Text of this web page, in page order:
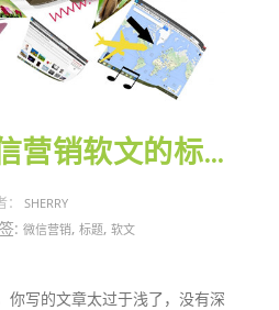
如何选好微信营销软文的标题？
： SHERRY
: 微信营销, 标题, 软文
你写的文章太过于浅了，没有深